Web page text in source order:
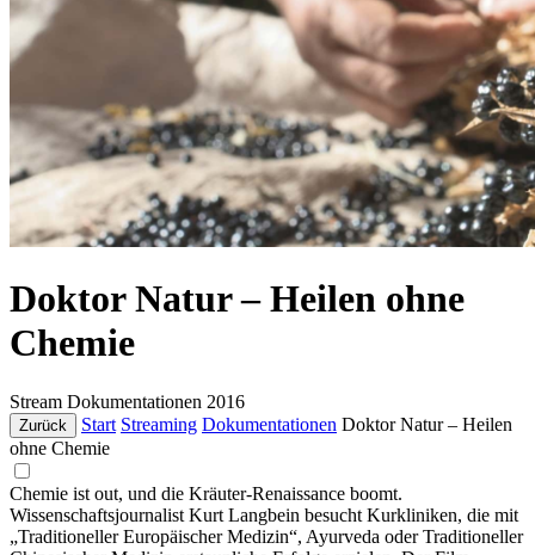
Doktor Natur – Heilen ohne
Chemie
Stream Dokumentationen 2016
Zurück Start Streaming Dokumentationen Doktor Natur – Heilen
ohne Chemie
Chemie ist out, und die Kräuter-Renaissance boomt.
Wissenschaftsjournalist Kurt Langbein besucht Kurkliniken, die mit
„Traditioneller Europäischer Medizin“, Ayurveda oder Traditioneller